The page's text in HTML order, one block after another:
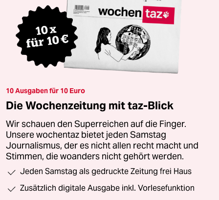
10 Ausgaben für 10 Euro
Die Wochenzeitung mit taz-Blick
Wir schauen den Superreichen auf die Finger.
Unsere wochentaz bietet jeden Samstag
Journalismus, der es nicht allen recht macht und
Stimmen, die woanders nicht gehört werden.
Jeden Samstag als gedruckte Zeitung frei Haus
Zusätzlich digitale Ausgabe inkl. Vorlesefunktion